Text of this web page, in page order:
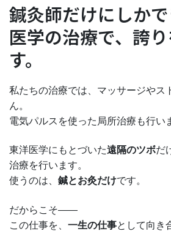
鍼灸師だけにしか
医学の治療で、誇
す。
私たちの治療では、マッサージやス
ん。
電気パルスを使った局所治療も行い
東洋医学にもとづいた遠隔のツボだ
治療を行います。
使うのは、 鍼とお灸だけです。
だからこそ――
この仕事を、 一生の仕事として向き